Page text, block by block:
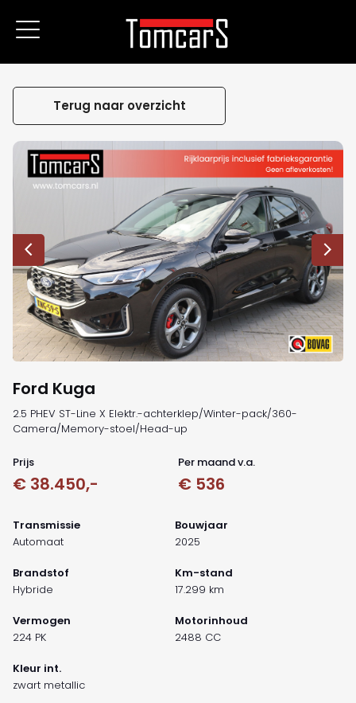
Terug naar overzicht
Ford Kuga
2.5 PHEV ST-Line X Elektr.-achterklep/Winter-pack/360-
Camera/Memory-stoel/Head-up
Prijs
€ 38.450,-
Per maand v.a.
€ 536
Transmissie
Automaat
Bouwjaar
2025
Brandstof
Hybride
Km-stand
17.299 km
Vermogen
224 PK
Motorinhoud
2488 CC
Kleur int.
zwart metallic